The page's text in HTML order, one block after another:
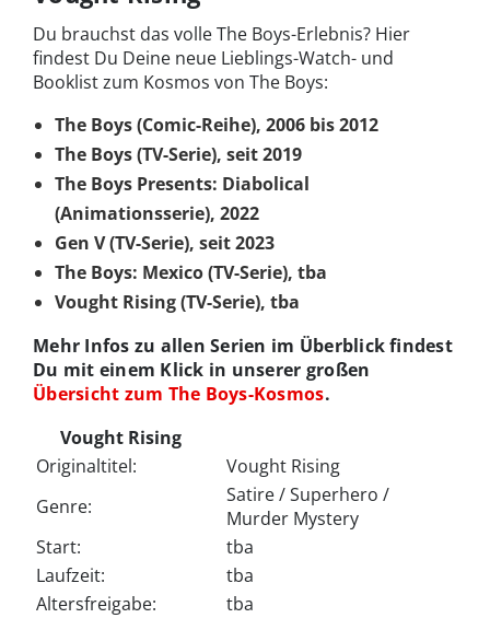
Du brauchst das volle The Boys-Erlebnis? Hier
findest Du Deine neue Lieblings-Watch- und
Booklist zum Kosmos von The Boys:
The Boys (Comic-Reihe), 2006 bis 2012
The Boys (TV-Serie), seit 2019
The Boys Presents: Diabolical
(Animationsserie), 2022
Gen V (TV-Serie), seit 2023
The Boys: Mexico (TV-Serie), tba
Vought Rising (TV-Serie), tba
Mehr Infos zu allen Serien im Überblick findest
Du mit einem Klick in unserer großen
Übersicht zum The Boys-Kosmos.
Vought Rising
Originaltitel:
Vought Rising
Genre:
Satire / Superhero /
Murder Mystery
Start:
tba
Laufzeit:
tba
Altersfreigabe:
tba